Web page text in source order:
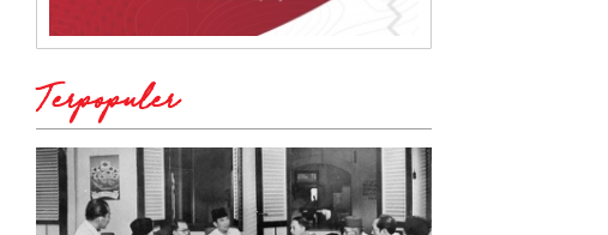
Terpopuler